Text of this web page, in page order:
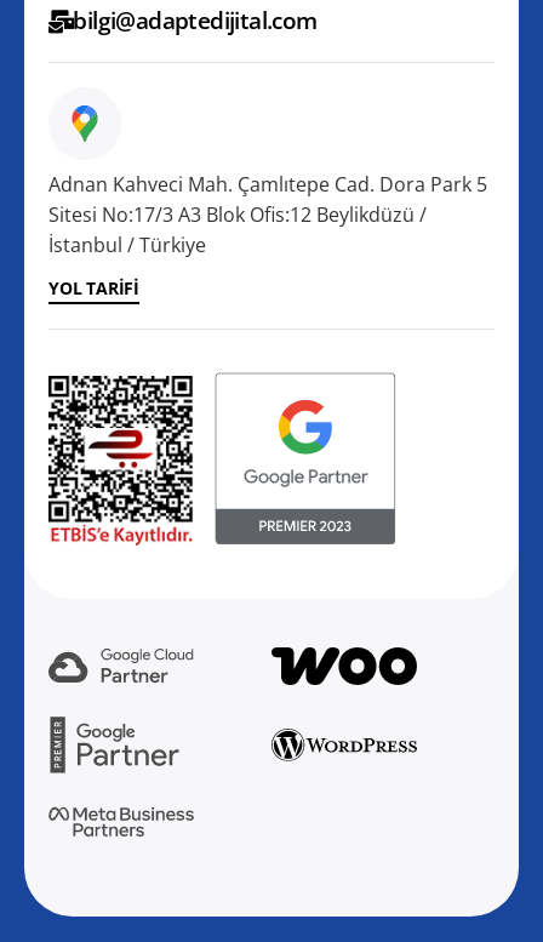
bilgi@adaptedijital.com
Adnan Kahveci Mah. Çamlıtepe Cad. Dora Park 5
Sitesi No:17/3 A3 Blok Ofis:12 Beylikdüzü /
İstanbul / Türkiye
YOL TARIFI